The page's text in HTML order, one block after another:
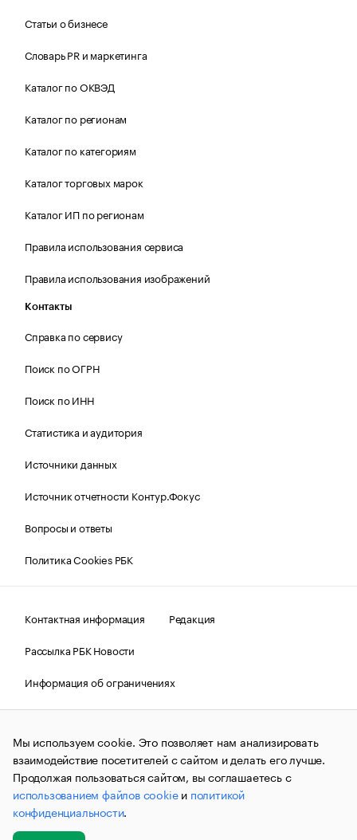
Статьи о бизнесе
Словарь PR и маркетинга
Каталог по ОКВЭД
Каталог по регионам
Каталог по категориям
Каталог торговых марок
Каталог ИП по регионам
Правила использования сервиса
Правила использования изображений
Контакты
Справка по сервису
Поиск по ОГРН
Поиск по ИНН
Статистика и аудитория
Источники данных
Источник отчетности Контур.Фокус
Вопросы и ответы
Политика Cookies РБК
Контактная информация
Редакция
Рассылка РБК Новости
Информация об ограничениях
Правовая информация
О соблюдении авторских прав
© АО «РОСБИЗНЕСКОНСАЛТИНГ»,1995–2026.Сообщения
и материалы информационного агентства «РБК»
(зарегистрировано Федеральной службой по надзору в сфере
связи, информационных технологий и массовых
коммуникаций (Роскомнадзор) 09.12.2015 за номером ИА
№ФС77-63848) сопровождаются пометкой «РБК». Отдельные
публикации могут содержать информацию,
не предназначенную для пользователей
Мы используем cookie. Это позволяет нам анализировать
взаимодействие посетителей с сайтом и делать его лучше.
Продолжая пользоваться сайтом, вы соглашаетесь с
использованием файлов cookieи политикой
конфиденциальности.